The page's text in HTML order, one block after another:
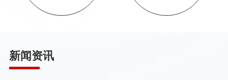
新闻资讯